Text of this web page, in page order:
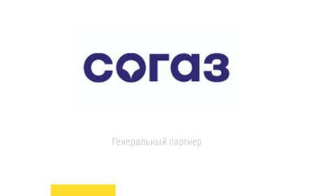
Генеральный партнер